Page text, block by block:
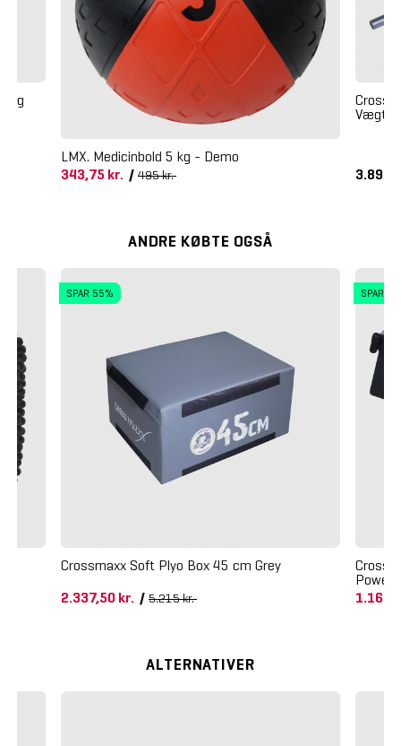
LMX. Medicinbold 5 kg - Demo
343,75 kr. / 495 kr. 3.895
ANDRE KØBTE OGSÅ
SPAR 55%
Crossmaxx Soft Plyo Box 45 cm Grey
2.337,50 kr. / 5.215 kr.
SPAR
Power
1.169
ALTERNATIVER